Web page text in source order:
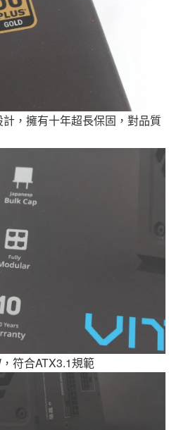
，擁有十年超長保固，對品質
符合ATX3.1規範